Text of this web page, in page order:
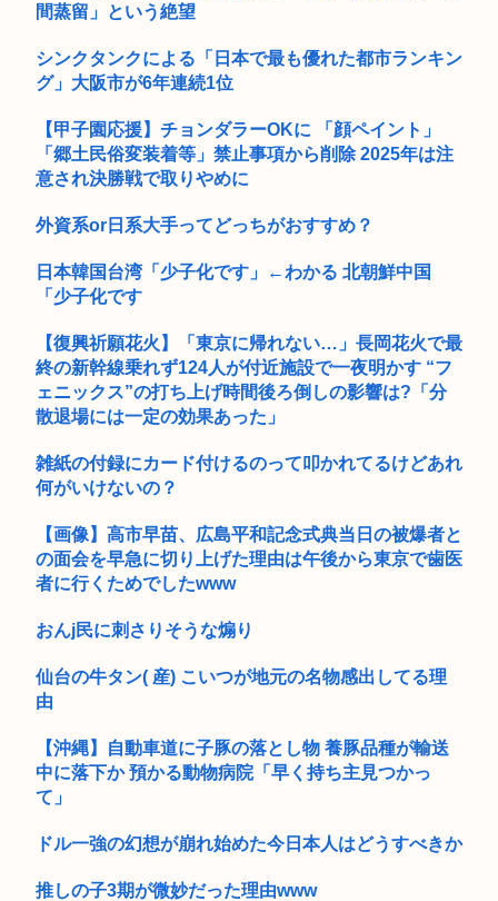
に色...
「1986年8月8日。上杉達也が浅倉南に告白した日です。」 当
時...
【画像】レンタルビデオ屋の廃墟がそのまま時が止まってしま
っている...
【画像】現役最強の呼び声が高いこの回転寿司、レベチwww
B’zって急に消えたよな
間蒸留」という絶望
シンクタンクによる「日本で最も優れた都市ランキン
グ」大阪市が6年連続1位
【甲子園応援】チョンダラーOKに 「顔ペイント」
「郷土民俗変装着等」禁止事項から削除 2025年は注
意され決勝戦で取りやめに
外資系or日系大手ってどっちがおすすめ？
日本韓国台湾「少子化です」←わかる 北朝鮮中国
「少子化です
【復興祈願花火】「東京に帰れない…」長岡花火で最
終の新幹線乗れず124人が付近施設で一夜明かす “フ
ェニックス”の打ち上げ時間後ろ倒しの影響は?「分
散退場には一定の効果あった」
雑紙の付録にカード付けるのって叩かれてるけどあれ
何がいけないの？
【画像】高市早苗、広島平和記念式典当日の被爆者と
の面会を早急に切り上げた理由は午後から東京で歯医
者に行くためでしたwww
おんj民に刺さりそうな煽り
仙台の牛タン( 産) こいつが地元の名物感出してる理
由
【沖縄】自動車道に子豚の落とし物 養豚品種が輸送
中に落下か 預かる動物病院「早く持ち主見つかっ
て」
ドル一強の幻想が崩れ始めた今日本人はどうすべきか
推しの子3期が微妙だった理由www